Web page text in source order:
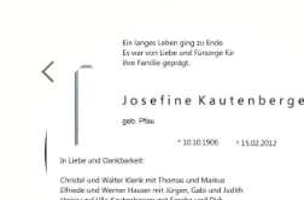
←